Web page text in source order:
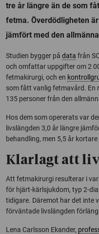
tre år längre än de som
fetma. Överdödligheten
jämfört med den
Studien bygger på data från
och omfattar uppgifter om 2
fetmakirurgi, och en
som fått vanlig fetmavård. En
135 personer från den
Hos dem som opererats var
livslängden 3,0 år längre
behandling, men 5,5 år
Klarlagt att
Att fetmakirurgi resulterar i
för hjärt-kärlsjukdom, typ 2-
tidigare. Däremot har det inte
förväntade livslängden
Lena Carlsson Ekander,